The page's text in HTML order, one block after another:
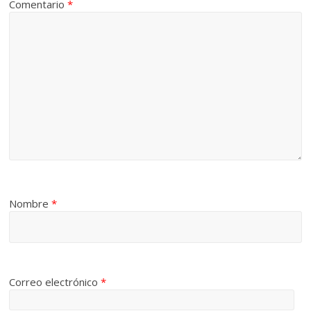
Comentario*
Nombre*
Correo electrónico*